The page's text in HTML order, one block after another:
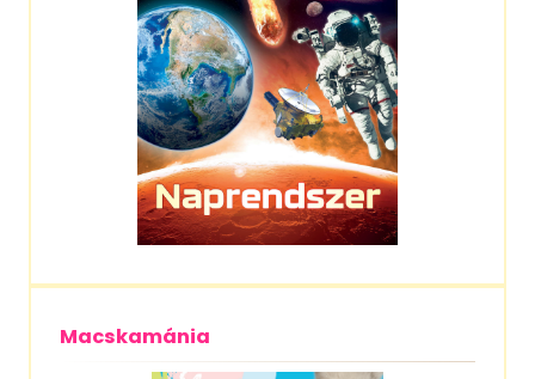
Macskamánia